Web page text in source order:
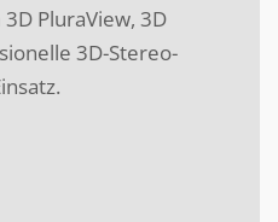
PluraView, 3D
3D-Stereo-